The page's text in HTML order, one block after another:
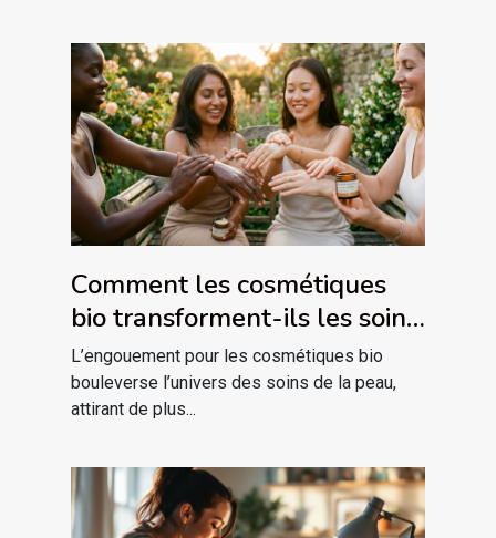
Comment les cosmétiques
bio transforment-ils les soins
de la peau ?
L’engouement pour les cosmétiques bio
bouleverse l’univers des soins de la peau,
attirant de plus...